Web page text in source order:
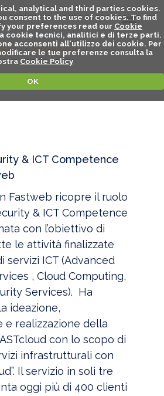
analytical and third parties cookies.
consent to the use of cookies. To find
your preferences read our Cookie
cookie tecnici, analitici e di terze parti.
acconsenti all'utilizzo dei cookie. Per
le tue preferenze consulta la
Cookie Policy
OK
- SPEAKER
& ICT Competence
Fastweb ricopre il ruolo
& ICT Competence
con l’obiettivo di
le attività finalizzate
servizi ICT (Advanced
, Cloud Computing,
Services). Ha
ideazione,
e realizzazione della
con lo scopo di
infrastrutturali con
Il servizio in soli tre
oggi più di 400 clienti